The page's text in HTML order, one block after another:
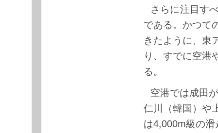
さらに注目す
である。かつて
きたように、東
り、すでに空港
る。
空港では成田
仁川（韓国）や
は4,000m級の